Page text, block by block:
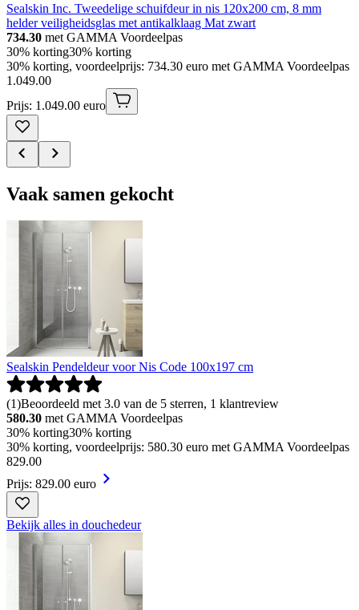
Sealskin Inc. Tweedelige schuifdeur in nis 120x200 cm, 8 mm
helder veiligheidsglas met antikalklaag Mat zwart
734.30 met GAMMA Voordeelpas
30% korting30% korting
30% korting, voordeelprijs: 734.30 euro met GAMMA Voordeelpas
1 .049.00
Prijs: 1.049.00 euro
Vaak samen gekocht
Sealskin Pendeldeur voor Nis Code 100x197 cm
(1)Beoordeeld met 3.0 van de 5 sterren, 1 klantreview
580.30 met GAMMA Voordeelpas
30% korting30% korting
30% korting, voordeelprijs: 580.30 euro met GAMMA Voordeelpas
829.00
Prijs: 829.00 euro
Bekijk alles in douchedeur